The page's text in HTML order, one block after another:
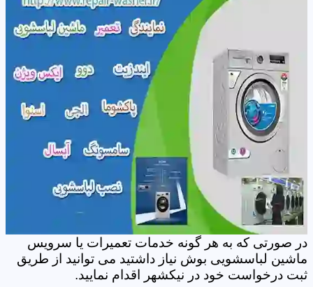
در صورتی که به هر گونه خدمات تعمیرات یا سرویس
ماشین لباسشویی بوش نیاز داشتید می توانید از طریق
ثبت درخواست خود در نیکشهر اقدام نمایید.